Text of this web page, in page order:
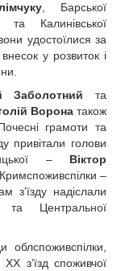
, Барської
та Калинівської
удостоїлися за
у розвиток і
Заболотний та
Воронатакож
грамоти та
привітали голови
– Віктор
, Кримспоживспілки –
з’їзду надіслали
та Центральної
з’їзд споживчої